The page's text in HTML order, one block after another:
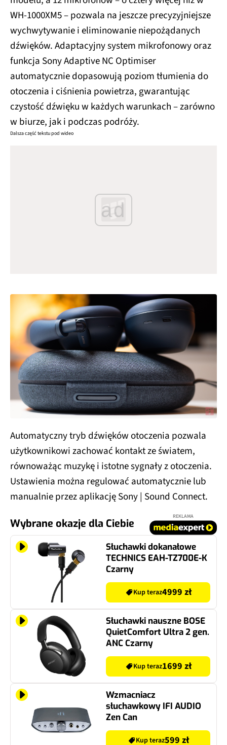
WH-1000XM5 – pozwala na jeszcze precyzyjniejsze
wychwytywanie i eliminowanie niepożądanych
dźwięków. Adaptacyjny system mikrofonowy oraz
funkcja Sony Adaptive NC Optimiser
automatycznie dopasowują poziom tłumienia do
otoczenia i ciśnienia powietrza, gwarantując
czystość dźwięku w każdych warunkach – zarówno
w biurze, jak i podczas podróży.
Dalsza część tekstu pod wideo
ad
Automatyczny tryb dźwięków otoczenia pozwala
użytkownikowi zachować kontakt ze światem,
równoważąc muzykę i istotne sygnały z otoczenia.
Ustawienia można regulować automatycznie lub
manualnie przez aplikację Sony | Sound Connect.
Wybrane okazje dla Ciebie
REKLAMA
Słuchawki dokanałowe
TECHNICS EAH-TZ700E-K
Czarny
Kup teraz4999 zł
Słuchawki nauszne BOSE
QuietComfort Ultra 2 gen.
ANC Czarny
Kup teraz1699 zł
Wzmacniacz
słuchawkowy IFI AUDIO
Zen Can
Kup teraz599 zł